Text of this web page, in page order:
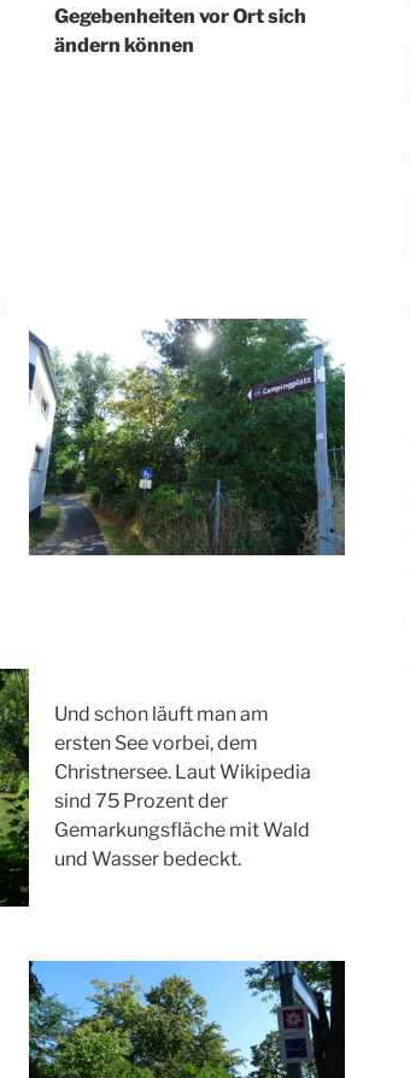
Gegebenheiten vor Ort sich
ändern können
Und schon läuft man am
ersten See vorbei, dem
Christnersee. Laut Wikipedia
sind 75 Prozent der
Gemarkungsfläche mit Wald
und Wasser bedeckt.